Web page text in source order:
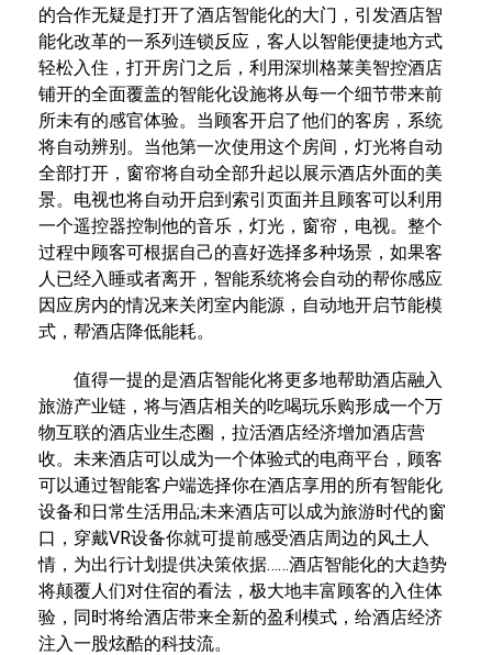
的合作无疑是打开了酒店智能化的大门，引发酒店智
能化改革的一系列连锁反应，客人以智能便捷地方式
轻松入住，打开房门之后，利用深圳格莱美智控酒店
铺开的全面覆盖的智能化设施将从每一个细节带来前
所未有的感官体验。当顾客开启了他们的客房，系统
将自动辨别。当他第一次使用这个房间，灯光将自动
全部打开，窗帘将自动全部升起以展示酒店外面的美
景。电视也将自动开启到索引页面并且顾客可以利用
一个遥控器控制他的音乐，灯光，窗帘，电视。整个
过程中顾客可根据自己的喜好选择多种场景，如果客
人已经入睡或者离开，智能系统将会自动的帮你感应
因应房内的情况来关闭室内能源，自动地开启节能模
式，帮酒店降低能耗。
值得一提的是酒店智能化将更多地帮助酒店融入
旅游产业链，将与酒店相关的吃喝玩乐购形成一个万
物互联的酒店业生态圈，拉活酒店经济增加酒店营
收。未来酒店可以成为一个体验式的电商平台，顾客
可以通过智能客户端选择你在酒店享用的所有智能化
设备和日常生活用品;未来酒店可以成为旅游时代的窗
口，穿戴VR设备你就可提前感受酒店周边的风土人
情，为出行计划提供决策依据……酒店智能化的大趋势
将颠覆人们对住宿的看法，极大地丰富顾客的入住体
验，同时将给酒店带来全新的盈利模式，给酒店经济
注入一股炫酷的科技流。